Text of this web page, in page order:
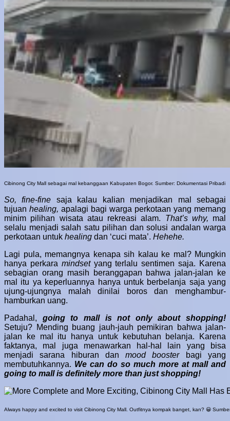
Cibinong City Mall sebagai mal kebanggaan Kabupaten Bogor. Sumber: Dokumentasi Pribadi
So, fine-fine saja kalau kalian menjadikan mal sebagai
tujuan healing, apalagi bagi warga perkotaan yang memang
minim pilihan wisata atau rekreasi alam. That’s why, mal
selalu menjadi salah satu pilihan dan solusi andalan warga
perkotaan untuk healing dan ‘cuci mata’. Hehehe.
Lagi pula, memangnya kenapa sih kalau ke mal? Mungkin
hanya perkara mindset yang terlalu sentimen saja. Karena
sebagian orang masih beranggapan bahwa jalan-jalan ke
mal itu ya keperluannya hanya untuk berbelanja saja yang
ujung-ujungnya malah dinilai boros dan menghambur-
hamburkan uang.
Padahal, going to mall is not only about shopping!
Setuju? Mending buang jauh-jauh pemikiran bahwa jalan-
jalan ke mal itu hanya untuk kebutuhan belanja. Karena
faktanya, mal juga menawarkan hal-hal lain yang bisa
menjadi sarana hiburan danmood boosterbagi yang
membutuhkannya. We can do so much more at mall and
going to mall is definitely more than just shopping!
Always happy and excited to visit Cibinong City Mall. Outfitnya kompak banget, kan? 😀